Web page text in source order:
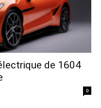
de 1604
0